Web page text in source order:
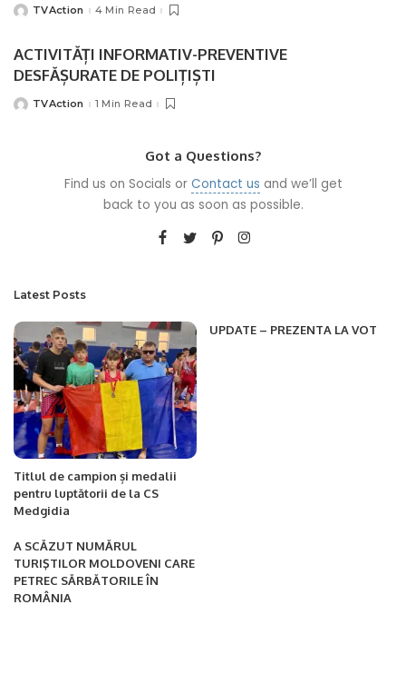
PostedTVAction 4 Min Read
ACTIVITĂȚI INFORMATIV-PREVENTIVE
DESFĂȘURATE DE POLIȚIȘTI
PostedTVAction 1 Min Read
Got a Questions?
Find us on Socials or Contact us and we’ll get
back to you as soon as possible.
Latest Posts
Titlul de campion și medalii
pentru luptătorii de la CS
Medgidia
UPDATE – PREZENTA LA VOT
A SCĂZUT NUMĂRUL
TURIŞTILOR MOLDOVENI CARE
PETREC SĂRBĂTORILE ÎN
ROMÂNIA